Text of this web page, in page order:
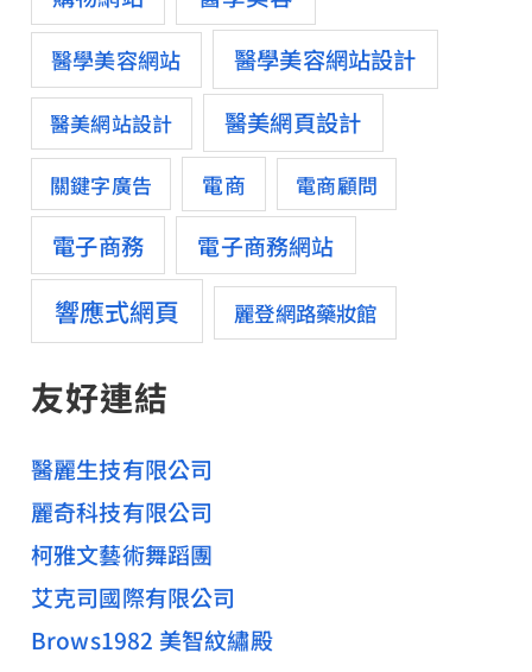
醫學美容網站 醫學美容網站設計
醫美網站設計 醫美網頁設計
關鍵字廣告 電商 電商顧問
電子商務 電子商務網站
響應式網頁 麗登網路藥妝館
友好連結
醫麗生技有限公司
麗奇科技有限公司
柯雅文藝術舞蹈團
艾克司國際有限公司
Brows1982 美智紋繡殿